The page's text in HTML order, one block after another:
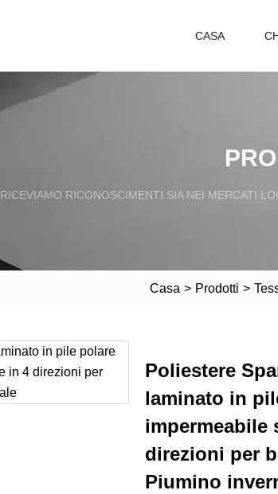
CASA
RICEVIAMO RICONOSCIMENTI SIA NEI MERCATI
Casa > Prodotti >
Poliestere
laminato in
impermeabile
direzioni per
Piumino